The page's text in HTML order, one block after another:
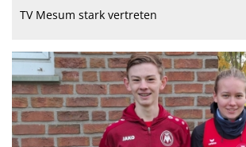
TV Mesum stark vertreten